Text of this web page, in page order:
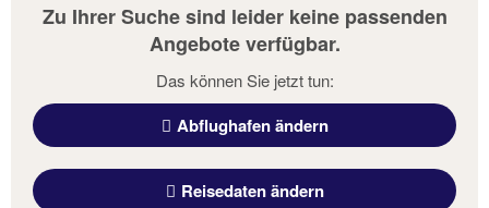
Zu Ihrer Suche sind leider keine passenden
Angebote verfügbar.
Das können Sie jetzt tun:
Abflughafen ändern
Reisedaten ändern